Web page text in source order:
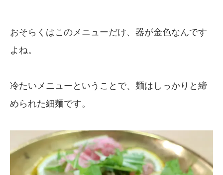
おそらくはこのメニューだけ、器が金色なんです
よね。
冷たいメニューということで、麺はしっかりと締
められた細麺です。